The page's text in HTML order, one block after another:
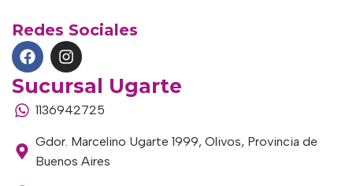
Redes Sociales
Sucursal Ugarte
1136942725
Gdor. Marcelino Ugarte 1999, Olivos, Provincia de
Buenos Aires